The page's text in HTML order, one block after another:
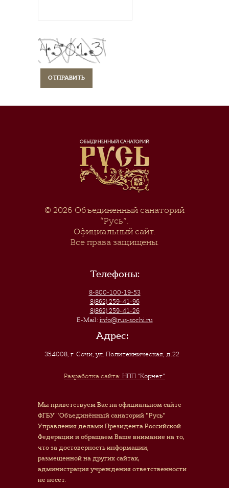
© 2026 Объединенный санаторий
“Русь”.
Официальный сайт.
Все права защищены.
Телефоны:
8-800-100-19-53
8(862) 259-41-96
8(862) 259-41-26
E-Mail: info@rus-sochi.ru
Адрес:
354008, г. Сочи,ул. Политехническая, д.22
Разработка сайта: НПП "Корнет"
Мы приветствуем Вас на официальном сайте
ФГБУ "Объединённый санаторий "Русь"
Управления делами Президента Российской
Федерации и обращаем Ваше внимание на то,
что за достоверность информации,
размещенной на других сайтах,
администрация учреждения ответственности
не несет.